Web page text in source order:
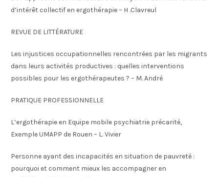
d’intérêt collectif en ergothérapie – H .Clavreul
REVUE DE LITTÉRATURE
Les injustices occupationnelles rencontrées par les migrants
dans leurs activités productives : quelles interventions
possibles pour les ergothérapeutes ? – M. André
PRATIQUE PROFESSIONNELLE
L’ergothérapie en Equipe mobile psychiatrie précarité,
Exemple UMAPP de Rouen – L. Vivier
Personne ayant des incapacités en situation de pauvreté :
pourquoi et comment mieux les accompagner en